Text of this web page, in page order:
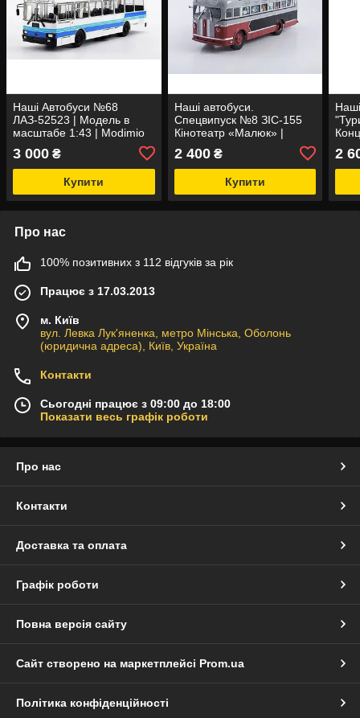
Наші Автобуси №68
ЛАЗ-52523 | Модель в
масштабе 1:43 | Modimio
3 000 ₴
Купити
Наші автобуси.
Спецвипуск №8 ЗІС-155
Кінотеатр «Малюк» |
Модель у масштабі 1:43 |
Modimio
2 400₴
Купити
2
Про нас
100% позитивних з 112 відгуків за рік
Працює з 17.03.2013
м. Київ
вул. Левка Лук'яненка, метро Мінська, Оболонь
(юридична адреса), Київ, Україна
Контакти
Сьогодні працює з 09:00 до 18:00
Показати весь графік роботи
Про нас
Контакти
Доставка та оплата
Графік роботи
Повна версія сайту
Сайт створено на маркетплейсі Prom.ua
Політика конфіденційності